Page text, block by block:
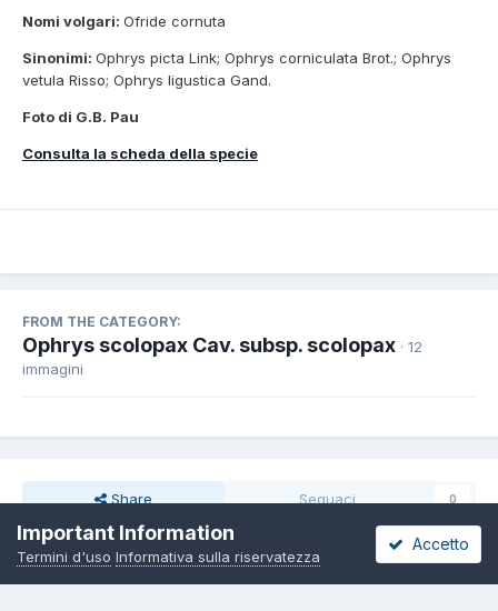
Nomi volgari: Ofride cornuta
Sinonimi: Ophrys picta Link; Ophrys corniculata Brot.; Ophrys
vetula Risso; Ophrys ligustica Gand.
Foto di G.B. Pau
Consulta la scheda della specie
FROM THE CATEGORY:
Ophrys scolopax Cav. subsp. scolopax · 12
immagini
Share Seguaci 0
Important Information
Termini d'uso Informativa sulla riservatezza
Accetto